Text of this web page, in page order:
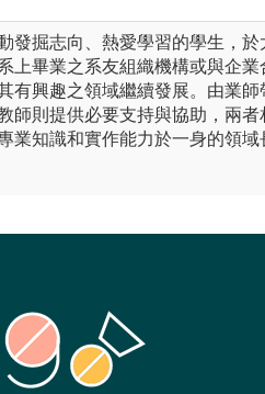
發掘志向、熱愛學習的學生，
上畢業之系友組織機構或與企
有興趣之領域繼續發展。由業
師則提供必要支持與協助，兩者
業知識和實作能力於一身的領域